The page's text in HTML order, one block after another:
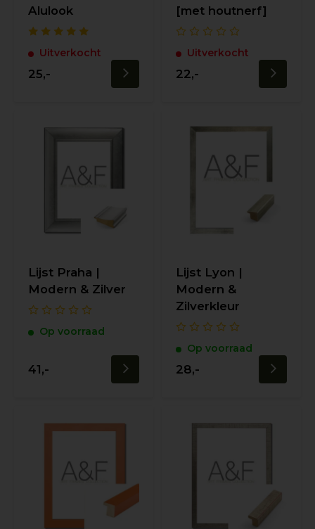
Alulook
Uitverkocht
25,-
[met houtnerf]
Uitverkocht
22,-
Lijst Praha |
Modern & Zilver
Op voorraad
41,-
Lijst Lyon |
Modern &
Zilverkleur
Op voorraad
28,-